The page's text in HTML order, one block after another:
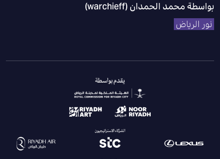
بواسطة محمد الحمدان (warchieff)
نور الرياض